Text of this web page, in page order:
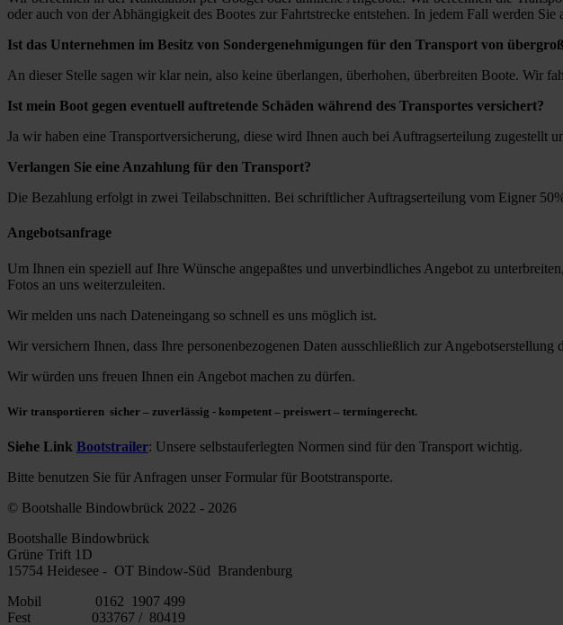
oder auch von der Abhängigkeit des Bootes zur Fahrtstrecke entstehen. In jedem Fall werden
Ist das Unternehmen im Besitz von Sondergenehmigungen für den Transport von
An dieser Stelle sagen wir klar nein, also keine überlangen, überhohen, überbreiten Boote. Wir
Ist mein Boot gegen eventuell auftretende Schäden während des Transportes versichert?
Ja wir haben eine Transportversicherung, diese wird Ihnen auch bei Auftragserteilung zugestellt
Verlangen Sie eine Anzahlung für den Transport?
Die Bezahlung erfolgt in zwei Teilabschnitten. Bei schriftlicher Auftragserteilung vom Eigner
Angebotsanfrage
Um Ihnen ein speziell auf Ihre Wünsche angepaßtes und unverbindliches Angebot zu
Fotos an uns weiterzuleiten.
Wir melden uns nach Dateneingang so schnell es uns möglich ist.
Wir versichern Ihnen, dass Ihre personenbezogenen Daten ausschließlich zur
Wir würden uns freuen Ihnen ein Angebot machen zu dürfen.
Wir transportieren sicher – zuverlässig - kompetent – preiswert – termingerecht.
Siehe Link Bootstrailer: Unsere selbstauferlegten Normen sind für den Transport wichtig.
Bitte benutzen Sie für Anfragen unser Formular für Bootstransporte.
© Bootshalle Bindowbrück 2022 - 2026
Bootshalle Bindowbrück
Grüne Trift 1D
15754 Heidesee - OT Bindow-Süd Brandenburg
Mobil 0162 1907 499
Fest 033767 / 80419